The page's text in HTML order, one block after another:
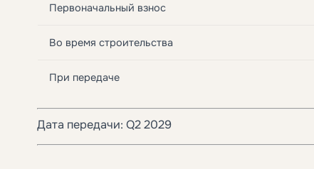
Первоначальный взнос
Во время строительства
При передаче
Дата передачи: Q2 2029